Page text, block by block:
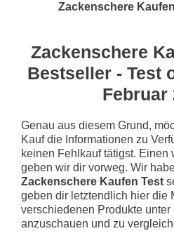
Zackenschere Kaufen
Zackenschere
Bestseller - Test
Februar
Genau aus diesem Grund,
Kauf die Informationen zu
keinen Fehlkauf tätigst. Einen
geben wir dir vorweg. Wir
Zackenschere Kaufen Test
geben dir letztendlich hier die
verschiedenen Produkte
anzuschauen und zu